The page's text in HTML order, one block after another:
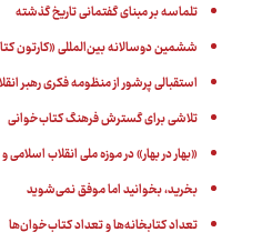
تلماسه بر مبنای گفتمانی تاریخ گذشته
ششمین دوسالانه بین‌المللی «کارتون
استقبالی پرشور از منظومه فکری رهبر
تلاشی برای گسترش فرهنگ کتاب‌خوانی
«بهار در بهار» در موزه ملی انقلاب
بخرید، بخوانید اما موفق نمی‌شوید
تعداد کتابخانه‌ها و تعداد کتاب‌خوان‌ها